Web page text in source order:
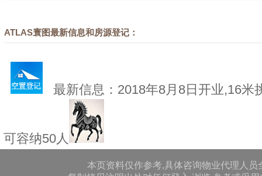
ATLAS寰图最新信息和房源登记：
最新信息：2018年8月8日开业,16米
可容纳50人
本页资料仅作参考,具体咨询物业代理人员